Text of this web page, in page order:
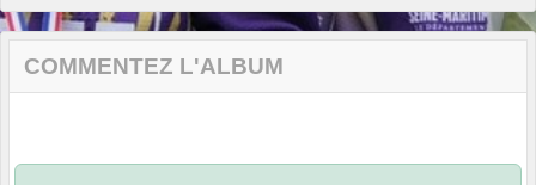
COMMENTEZ L'ALBUM